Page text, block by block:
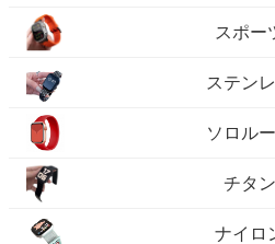
スポー
ステン
ソロル
チタン
ナイロ